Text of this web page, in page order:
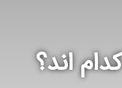
اند؟